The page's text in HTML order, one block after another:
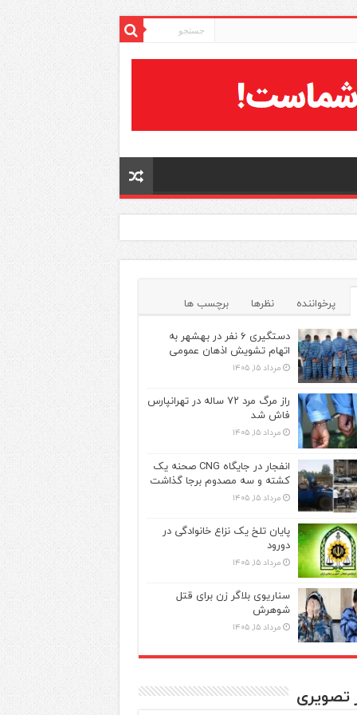
پرخواننده نظرها
برچسب ها
دستگیری ۶ نفر در بهشهر به
اتهام تشویش اذهان عمومی
مرداد ۱۵, ۱۴۰۵
راز مرگ مرد ۷۲ ساله در تهرانپارس
فاش شد
مرداد ۱۵, ۱۴۰۵
انفجار در جایگاه CNG صحنه یک
کشته و سه مصدوم برجا گذاشت
مرداد ۱۵, ۱۴۰۵
پایان تلخ یک نزاع خانوادگی در
دورود
مرداد ۱۵, ۱۴۰۵
سناریوی بلاگر زن برای قتل
شوهرش
مرداد ۱۵, ۱۴۰۵
تصویری